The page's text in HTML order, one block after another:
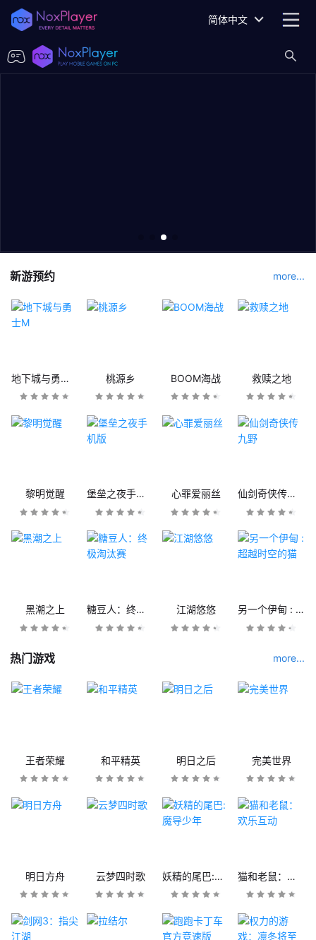
简体中文
新游预约 more...
地下城与勇士M 桃源乡 BOOM海战 救赎之地
黎明觉醒 堡垒之夜手机版 心罪爱丽丝 仙剑奇侠传九野
黑潮之上 糖豆人：终极淘汰赛 江湖悠悠 另一个伊甸 : 超越时空的猫
热门游戏 more...
王者荣耀 和平精英 明日之后 完美世界
明日方舟 云梦四时歌 妖精的尾巴:魔导少年 猫和老鼠：欢乐互动